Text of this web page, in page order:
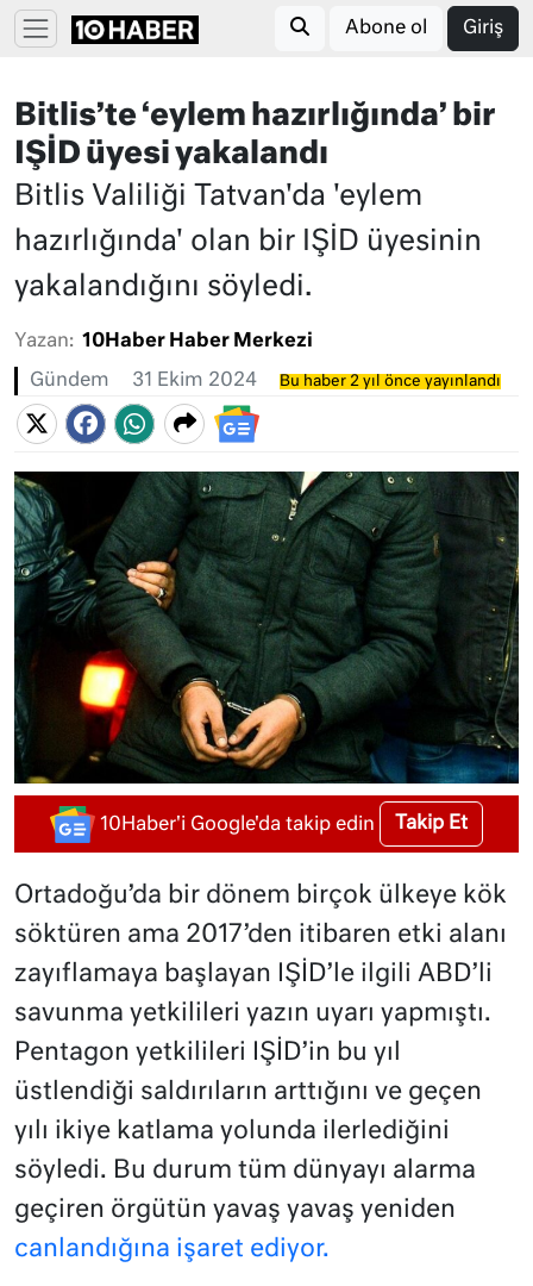
Abone ol Giriş
Bitlis’te ‘eylem hazırlığında’ bir
IŞİD üyesi yakalandı
Bitlis Valiliği Tatvan'da 'eylem
hazırlığında' olan bir IŞİD üyesinin
yakalandığını söyledi.
Yazan: 10Haber Haber Merkezi
Gündem 31 Ekim 2024 Bu haber 2 yıl önce yayınlandı
10Haber'i Google'da takip edin Takip Et
Ortadoğu’da bir dönem birçok ülkeye kök
söktüren ama 2017’den itibaren etki alanı
zayıflamaya başlayan IŞİD’le ilgili ABD’li
savunma yetkilileri yazın uyarı yapmıştı.
Pentagon yetkilileri IŞİD’in bu yıl
üstlendiği saldırıların arttığını ve geçen
yılı ikiye katlama yolunda ilerlediğini
söyledi. Bu durum tüm dünyayı alarma
geçiren örgütün yavaş yavaş yeniden
canlandığına işaret ediyor.